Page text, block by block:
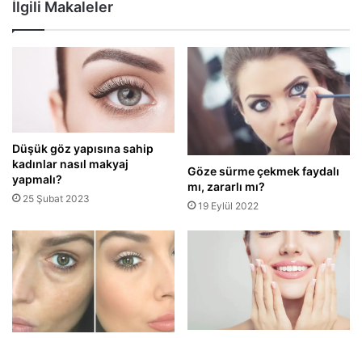
İlgili Makaleler
Düşük göz yapısına sahip
kadınlar nasıl makyaj
yapmalı?
25 Şubat 2023
Göze sürme çekmek faydalı
mı, zararlı mı?
19 Eylül 2022